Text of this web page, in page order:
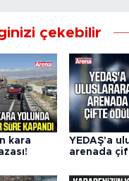
çekebilir
kara
YEDAŞ'a
arenada